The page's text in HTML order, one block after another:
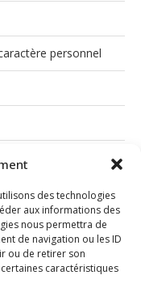
des technologies
aux informations des
nous permettra de
de navigation ou les ID
ou de retirer son
caractéristiques
personnel